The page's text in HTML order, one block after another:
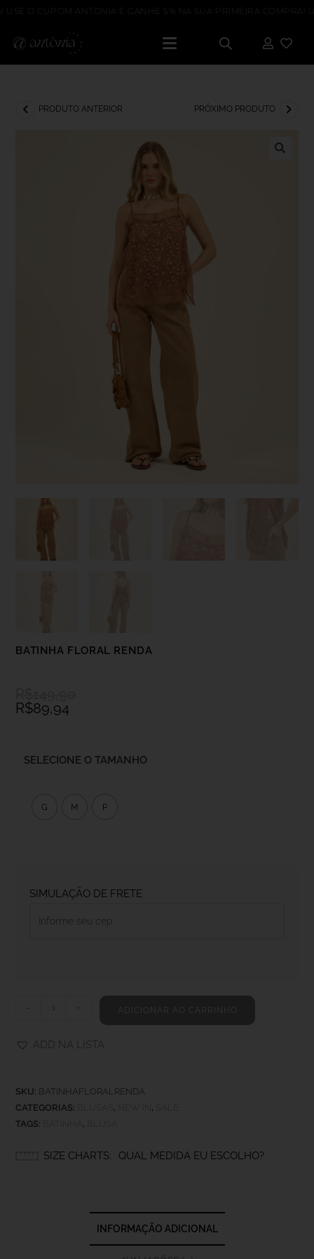
O CUPOM ANTONIA E GANHE 5% NA SUA PRIMEIRA
PRODUTO ANTERIOR PRÓXIMO PRODUTO
BATINHA FLORAL RENDA
R$89,94
SELECIONE O TAMANHO
G M P
SIMULAÇÃO DE FRETE
+ ADICIONAR AO CARRINHO
ADD NA LISTA
SKU: BATINHAFLORALRENDA
CATEGORIAS:
, ,
TAGS:
,
SIZE CHARTS QUAL MEDIDA EU ESCOLHO?
INFORMAÇÃO ADICIONAL